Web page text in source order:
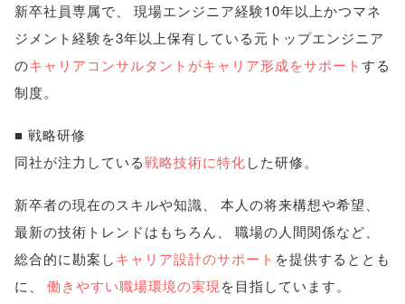
新卒社員専属で、
現場エンジニア経験10年以上かつマネ
ジメント経験を3年以上保有している元トップエンジニア
のキャリアコンサルタントがキャリア形成をサポートする
制度。
■ 戦略研修
同社が注力している戦略技術に特化した研修。
新卒者の現在のスキルや知識、 本人の将来構想や希望、
最新の技術トレンドはもちろん、 職場の人間関係など、
総合的に勘案しキャリア設計のサポート を提供するととも
に、 働きやすい職場環境の実現を目指しています。